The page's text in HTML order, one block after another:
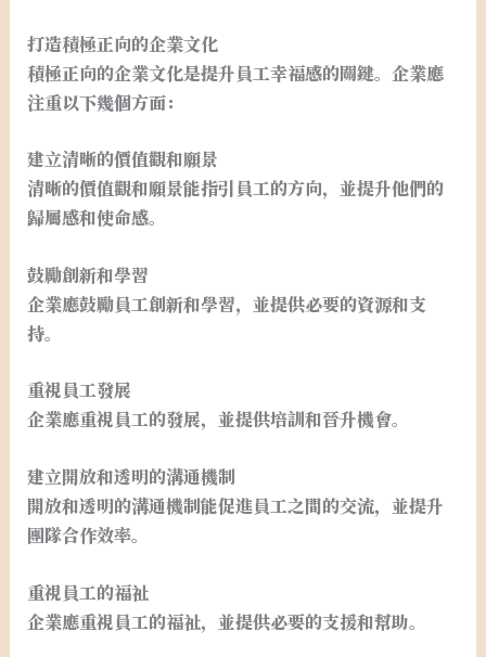
打造積極正向的企業文化
積極正向的企業文化是提升員工幸福感的關鍵。企業應
注重以下幾個方面：
建立清晰的價值觀和願景
清晰的價值觀和願景能指引員工的方向，並提升他們的
歸屬感和使命感。
鼓勵創新和學習
企業應鼓勵員工創新和學習，並提供必要的資源和支
持。
重視員工發展
企業應重視員工的發展，並提供培訓和晉升機會。
建立開放和透明的溝通機制
開放和透明的溝通機制能促進員工之間的交流，並提升
團隊合作效率。
重視員工的福祉
企業應重視員工的福祉，並提供必要的支援和幫助。